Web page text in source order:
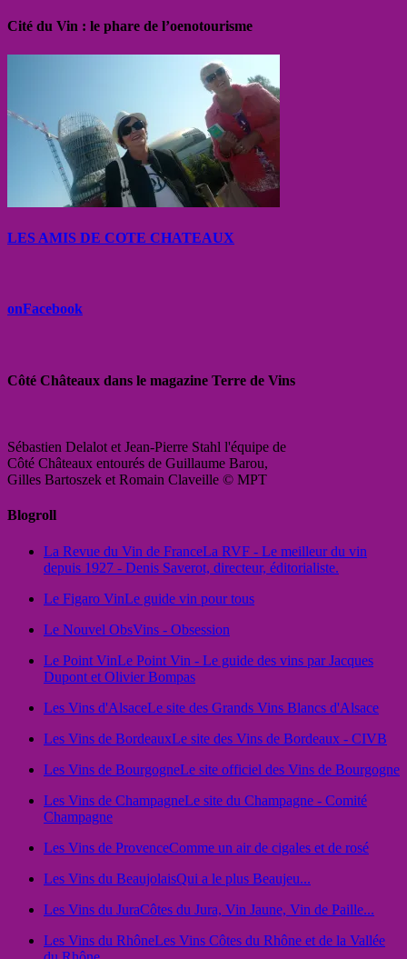
Cité du Vin : le phare de l’oenotourisme
LES AMIS DE COTE CHATEAUX
onFacebook
Côté Châteaux dans le magazine Terre de Vins
Sébastien Delalot et Jean-Pierre Stahl l'équipe de
Côté Châteaux entourés de Guillaume Barou,
Gilles Bartoszek et Romain Claveille © MPT
Blogroll
La Revue du Vin de FranceLa RVF - Le meilleur du vin
depuis 1927 - Denis Saverot, directeur, éditorialiste.
Le Figaro VinLe guide vin pour tous
Le Nouvel ObsVins - Obsession
Le Point VinLe Point Vin - Le guide des vins par Jacques
Dupont et Olivier Bompas
Les Vins d'AlsaceLe site des Grands Vins Blancs d'Alsace
Les Vins de BordeauxLe site des Vins de Bordeaux - CIVB
Les Vins de BourgogneLe site officiel des Vins de Bourgogne
Les Vins de ChampagneLe site du Champagne - Comité
Champagne
Les Vins de ProvenceComme un air de cigales et de rosé
Les Vins du BeaujolaisQui a le plus Beaujeu...
Les Vins du JuraCôtes du Jura, Vin Jaune, Vin de Paille...
Les Vins du RhôneLes Vins Côtes du Rhône et de la Vallée